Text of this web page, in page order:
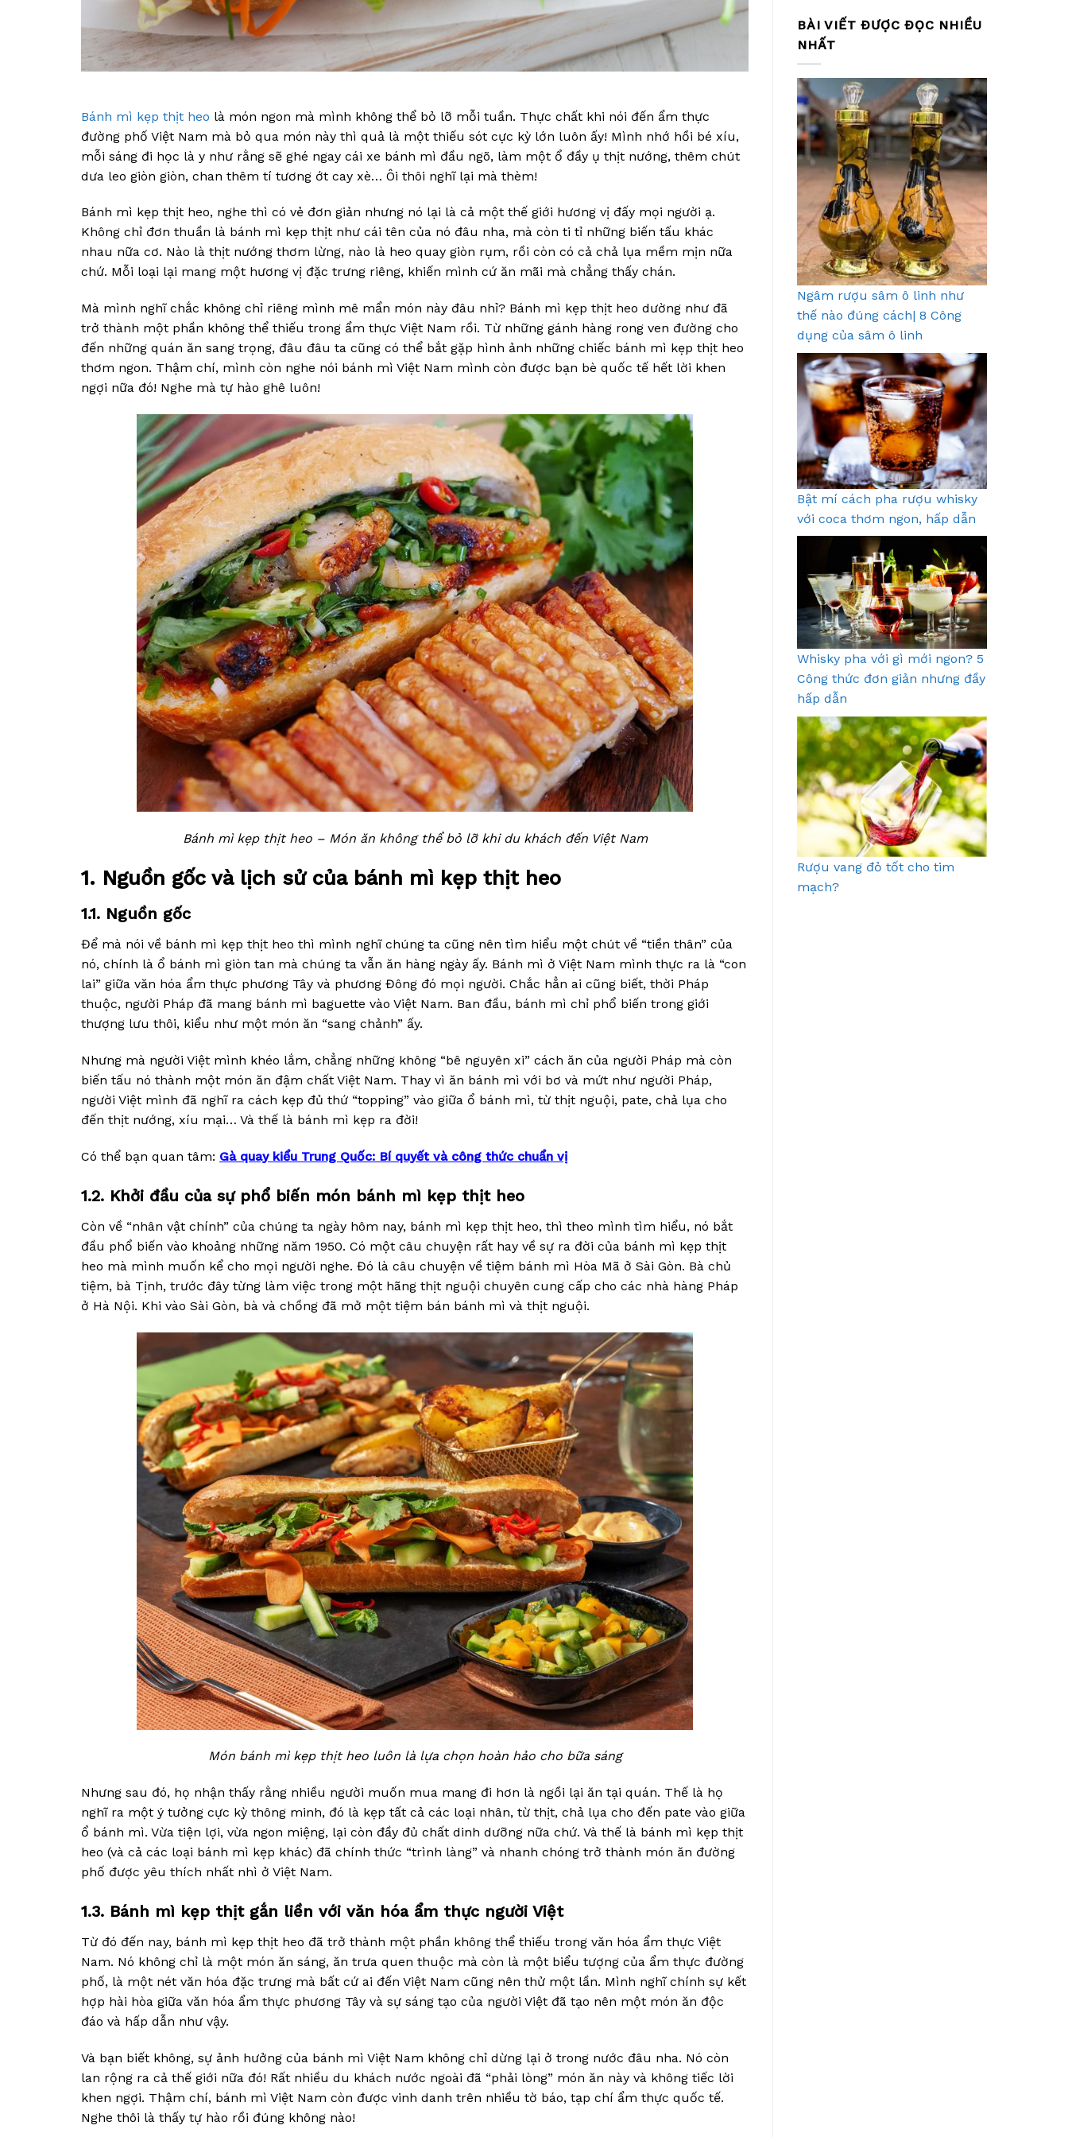
Bánh mì kẹp thịt heo là món ngon mà mình không thể bỏ lỡ mỗi tuần. Thực chất khi nói đến ẩm thực
đường phố Việt Nam mà bỏ qua món này thì quả là một thiếu sót cực kỳ lớn luôn ấy! Mình nhớ hồi bé xíu,
mỗi sáng đi học là y như rằng sẽ ghé ngay cái xe bánh mì đầu ngõ, làm một ổ đầy ụ thịt nướng, thêm chút
dưa leo giòn giòn, chan thêm tí tương ớt cay xè… Ôi thôi nghĩ lại mà thèm!
Bánh mì kẹp thịt heo, nghe thì có vẻ đơn giản nhưng nó lại là cả một thế giới hương vị đấy mọi người ạ.
Không chỉ đơn thuần là bánh mì kẹp thịt như cái tên của nó đâu nha, mà còn ti tỉ những biến tấu khác
nhau nữa cơ. Nào là thịt nướng thơm lừng, nào là heo quay giòn rụm, rồi còn có cả chả lụa mềm mịn nữa
chứ. Mỗi loại lại mang một hương vị đặc trưng riêng, khiến mình cứ ăn mãi mà chẳng thấy chán.
Mà mình nghĩ chắc không chỉ riêng mình mê mẩn món này đâu nhỉ? Bánh mì kẹp thịt heo dường như đã
trở thành một phần không thể thiếu trong ẩm thực Việt Nam rồi. Từ những gánh hàng rong ven đường cho
đến những quán ăn sang trọng, đâu đâu ta cũng có thể bắt gặp hình ảnh những chiếc bánh mì kẹp thịt heo
thơm ngon. Thậm chí, mình còn nghe nói bánh mì Việt Nam mình còn được bạn bè quốc tế hết lời khen
ngợi nữa đó! Nghe mà tự hào ghê luôn!
Bánh mì kẹp thịt heo – Món ăn không thể bỏ lỡ khi du khách đến Việt Nam
1. Nguồn gốc và lịch sử của bánh mì kẹp thịt heo
1.1. Nguồn gốc
Để mà nói về bánh mì kẹp thịt heo thì mình nghĩ chúng ta cũng nên tìm hiểu một chút về “tiền thân” của
nó, chính là ổ bánh mì giòn tan mà chúng ta vẫn ăn hàng ngày ấy. Bánh mì ở Việt Nam mình thực ra là “con
lai” giữa văn hóa ẩm thực phương Tây và phương Đông đó mọi người. Chắc hẳn ai cũng biết, thời Pháp
thuộc, người Pháp đã mang bánh mì baguette vào Việt Nam. Ban đầu, bánh mì chỉ phổ biến trong giới
thượng lưu thôi, kiểu như một món ăn “sang chảnh” ấy.
Nhưng mà người Việt mình khéo lắm, chẳng những không “bê nguyên xi” cách ăn của người Pháp mà còn
biến tấu nó thành một món ăn đậm chất Việt Nam. Thay vì ăn bánh mì với bơ và mứt như người Pháp,
người Việt mình đã nghĩ ra cách kẹp đủ thứ “topping” vào giữa ổ bánh mì, từ thịt nguội, pate, chả lụa cho
đến thịt nướng, xíu mại… Và thế là bánh mì kẹp ra đời!
Có thể bạn quan tâm: Gà quay kiểu Trung Quốc: Bí quyết và công thức chuẩn vị
1.2. Khởi đầu của sự phổ biến món bánh mì kẹp thịt heo
Còn về “nhân vật chính” của chúng ta ngày hôm nay, bánh mì kẹp thịt heo, thì theo mình tìm hiểu, nó bắt
đầu phổ biến vào khoảng những năm 1950. Có một câu chuyện rất hay về sự ra đời của bánh mì kẹp thịt
heo mà mình muốn kể cho mọi người nghe. Đó là câu chuyện về tiệm bánh mì Hòa Mã ở Sài Gòn. Bà chủ
tiệm, bà Tịnh, trước đây từng làm việc trong một hãng thịt nguội chuyên cung cấp cho các nhà hàng Pháp
ở Hà Nội. Khi vào Sài Gòn, bà và chồng đã mở một tiệm bán bánh mì và thịt nguội.
Món bánh mì kẹp thịt heo luôn là lựa chọn hoàn hảo cho bữa sáng
Nhưng sau đó, họ nhận thấy rằng nhiều người muốn mua mang đi hơn là ngồi lại ăn tại quán. Thế là họ
nghĩ ra một ý tưởng cực kỳ thông minh, đó là kẹp tất cả các loại nhân, từ thịt, chả lụa cho đến pate vào giữa
ổ bánh mì. Vừa tiện lợi, vừa ngon miệng, lại còn đầy đủ chất dinh dưỡng nữa chứ. Và thế là bánh mì kẹp thịt
heo (và cả các loại bánh mì kẹp khác) đã chính thức “trình làng” và nhanh chóng trở thành món ăn đường
phố được yêu thích nhất nhì ở Việt Nam.
1.3. Bánh mì kẹp thịt gắn liền với văn hóa ẩm thực người Việt
Từ đó đến nay, bánh mì kẹp thịt heo đã trở thành một phần không thể thiếu trong văn hóa ẩm thực Việt
Nam. Nó không chỉ là một món ăn sáng, ăn trưa quen thuộc mà còn là một biểu tượng của ẩm thực đường
phố, là một nét văn hóa đặc trưng mà bất cứ ai đến Việt Nam cũng nên thử một lần. Mình nghĩ chính sự kết
hợp hài hòa giữa văn hóa ẩm thực phương Tây và sự sáng tạo của người Việt đã tạo nên một món ăn độc
đáo và hấp dẫn như vậy.
Và bạn biết không, sự ảnh hưởng của bánh mì Việt Nam không chỉ dừng lại ở trong nước đâu nha. Nó còn
lan rộng ra cả thế giới nữa đó! Rất nhiều du khách nước ngoài đã “phải lòng” món ăn này và không tiếc lời
khen ngợi. Thậm chí, bánh mì Việt Nam còn được vinh danh trên nhiều tờ báo, tạp chí ẩm thực quốc tế.
Nghe thôi là thấy tự hào rồi đúng không nào!
BÀI VIẾT ĐƯỢC ĐỌC NHIỀU
NHẤT
Ngâm rượu sâm ô linh như
thế nào đúng cách| 8 Công
dụng của sâm ô linh
Bật mí cách pha rượu whisky
với coca thơm ngon, hấp dẫn
Whisky pha với gì mới ngon? 5
Công thức đơn giản nhưng đầy
hấp dẫn
Rượu vang đỏ tốt cho tim
mạch?